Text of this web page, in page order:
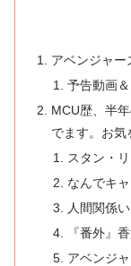
アベンジャー
予告動画
MCU歴、半
でます。お気
スタン・
なんでキ
人間関係
『番外』
アベンジ